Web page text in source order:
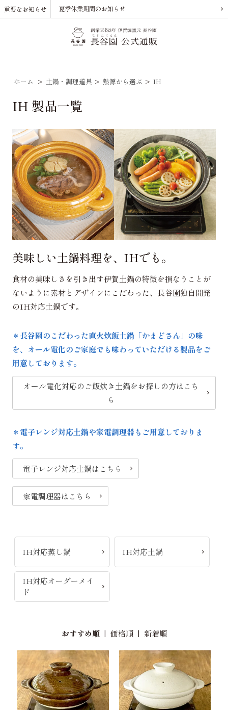
重要なお知らせ 夏季休業期間のお知らせ
ホーム > 土鍋・調理道具 > 熱源から選ぶ > IH
IH 製品一覧
美味しい土鍋料理を、IHでも。
食材の美味しさを引き出す伊賀土鍋の特徴を損なうことが
ないように素材とデザインにこだわった、長谷園独自開発
のIH対応土鍋です。
＊長谷園のこだわった直火炊飯土鍋「かまどさん」の味
を、オール電化のご家庭でも味わっていただける製品をご
用意しております。
オール電化対応のご飯炊き土鍋をお探しの方はこち
ら
＊電子レンジ対応土鍋や家電調理器もご用意しておりま
す。
電子レンジ対応土鍋はこちら
家電調理器はこちら
IH対応蒸し鍋 IH対応土鍋
IH対応オーダーメイ
ド
おすすめ順| 価格順| 新着順